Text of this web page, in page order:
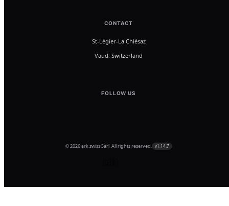
CONTACT
St-Légier-La Chiésaz
Vaud, Switzerland
FOLLOW US
© 2026 ark.swiss Sàrl. All rights reserved. v1.14.7